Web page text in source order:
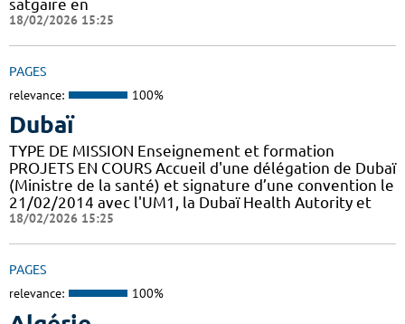
satgaire en
18/02/2026 15:25
PAGES
relevance: 100%
Dubaï
TYPE DE MISSION Enseignement et formation
PROJETS EN COURS Accueil d'une délégation de Dubaï
(Ministre de la santé) et signature d’une convention le
21/02/2014 avec l'UM1, la Dubaï Health Autority et
18/02/2026 15:25
PAGES
relevance: 100%